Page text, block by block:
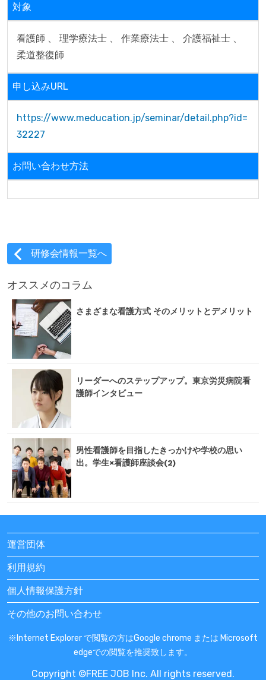
対象
看護師 、 理学療法士 、 作業療法士 、 介護福祉士 、
柔道整復師
申し込みURL
https://www.meducation.jp/seminar/detail.php?id=
32227
お問い合わせ方法
研修会情報一覧へ
オススメのコラム
さまざまな看護方式 そのメリットとデメリット
リーダーへのステップアップ。東京労災病院看
護師インタビュー
男性看護師を目指したきっかけや学校の思い
出。学生×看護師座談会(2)
運営団体
利用規約
個人情報保護方針
その他のお問い合わせ
※Internet Explorer で閲覧の方はGoogle chrome または Microsoft
edgeでの閲覧を推奨致します。
Copyright ©FREE JOB Inc. All rights reserved.